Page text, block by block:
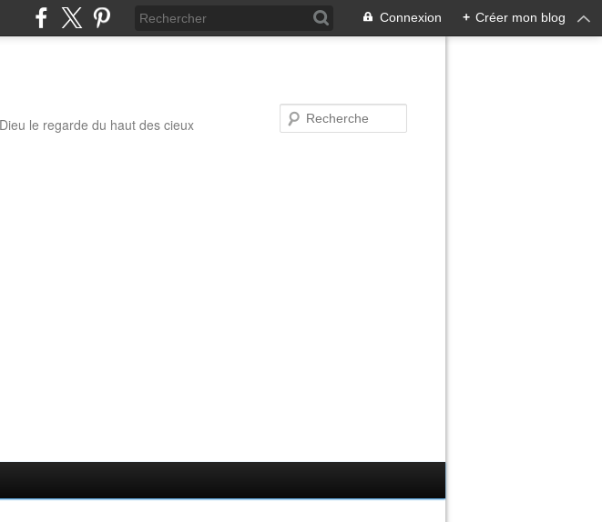
Connexion + Créer mon blog
le regarde du haut des cieux